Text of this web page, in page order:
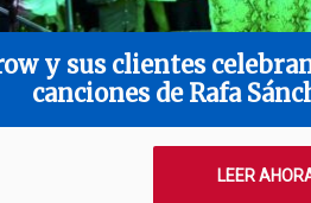
y sus clientes
canciones de Rafa
LEER